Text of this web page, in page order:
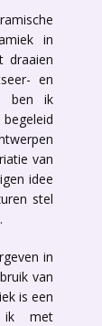
in
draaien
en
ben ik
van
idee
stel
in
van
is een
ik met